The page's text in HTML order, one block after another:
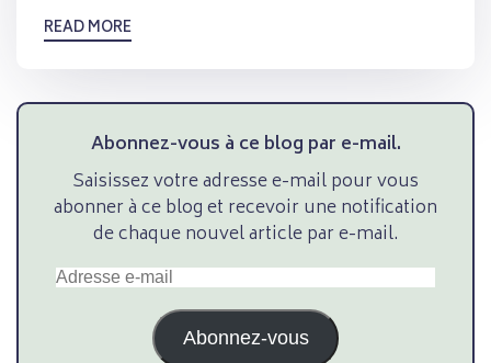
READ MORE
Abonnez-vous à ce blog par e-mail.
Saisissez votre adresse e-mail pour vous
abonner à ce blog et recevoir une notification
de chaque nouvel article par e-mail.
Adresse
Abonnez-vous